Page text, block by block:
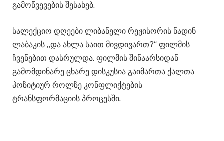
გამოწვევების შესახებ.
სალექციო დღეები ლიბანელი რეჟისორის ნადინ
ლაბაკის ,,და ახლა საით მივდივართ?“ ფილმის
ჩვენებით დასრულდა. ფილმის შინაარსიდან
გამომდინარე ცხარე დისკუსია გაიმართა ქალთა
პოზიტიურ როლზე კონფლიქტების
ტრანსფორმაციის პროცესში.